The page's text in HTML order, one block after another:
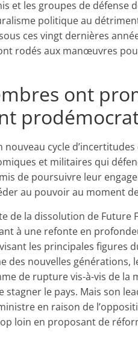
et les groupes de
politique au
ces vingt dernières
rodés aux manœuvres
ont
cycle
et militaires qui
de poursuivre leur
au pouvoir au moment
de la dissolution de Future
à une refonte en
les principales figures
des nouvelles
de rupture vis-à-vis de la
stagner le pays. Mais son
en raison de
loin en proposant de